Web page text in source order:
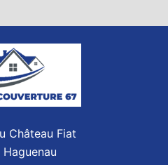
Château Fiat